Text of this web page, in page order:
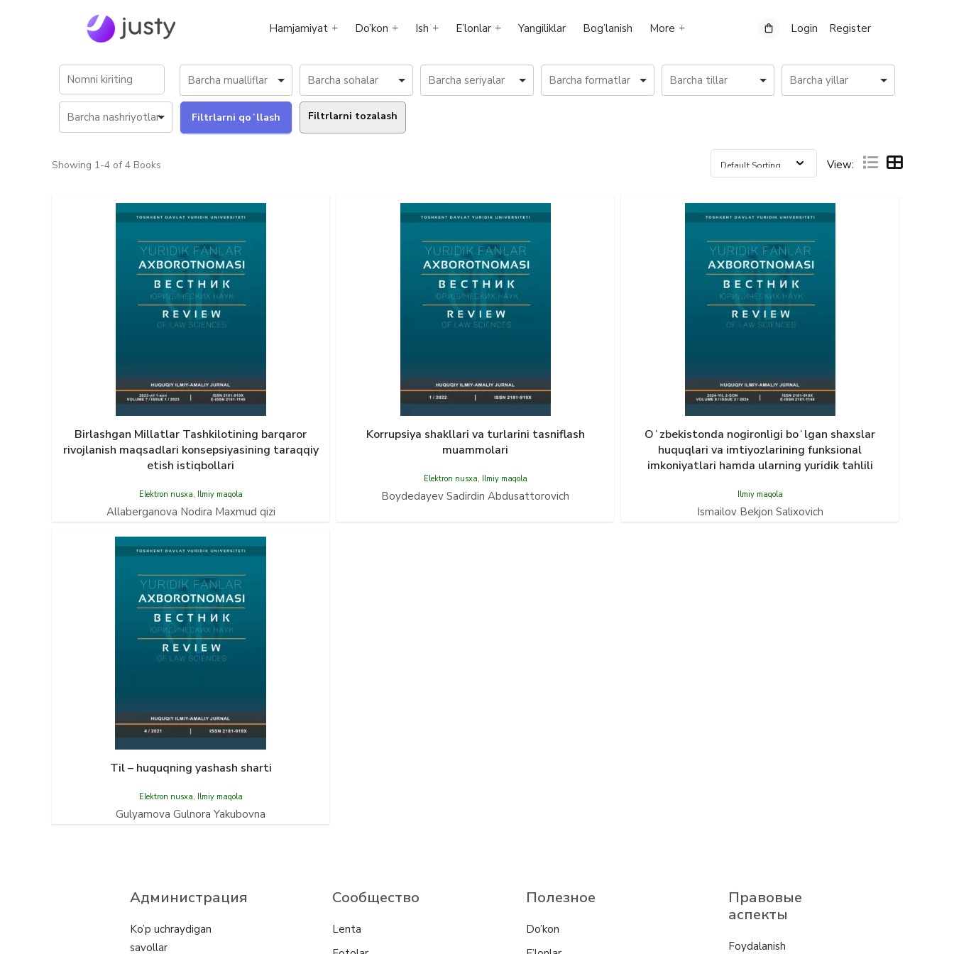
Hamjamiyat Do’kon Ish E’lonlar Yangiliklar Bog’lanish More Login Register
Filtrlarni tozalash
Showing 1-4 of 4 Books View:
Birlashgan Millatlar Tashkilotining barqaror
rivojlanish maqsadlari konsepsiyasining taraqqiy
etish istiqbollari
Elektron nusxa, Ilmiy maqola
Allaberganova Nodira Maxmud qizi
Korrupsiya shakllari va turlarini tasniflash
muammolari
Elektron nusxa, Ilmiy maqola
Boydedayev Sadirdin Abdusattorovich
Oʻzbekistonda nogironligi boʻlgan shaxslar
huquqlari va imtiyozlarining funksional
imkoniyatlari hamda ularning yuridik tahlili
Ilmiy maqola
Ismailov Bekjon Salixovich
Til – huquqning yashash sharti
Elektron nusxa, Ilmiy maqola
Gulyamova Gulnora Yakubovna
Администрация
Ko’p uchraydigan
savollar
Сообщество
Lenta
Полезное
Do’kon
Правовые
аспекты
Foydalanish